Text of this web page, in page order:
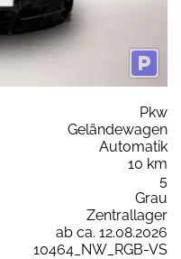
Pkw
Geländewagen
Automatik
10 km
5
Grau
Zentrallager
ab ca. 12.08.2026
10464_NW_RGB-VS